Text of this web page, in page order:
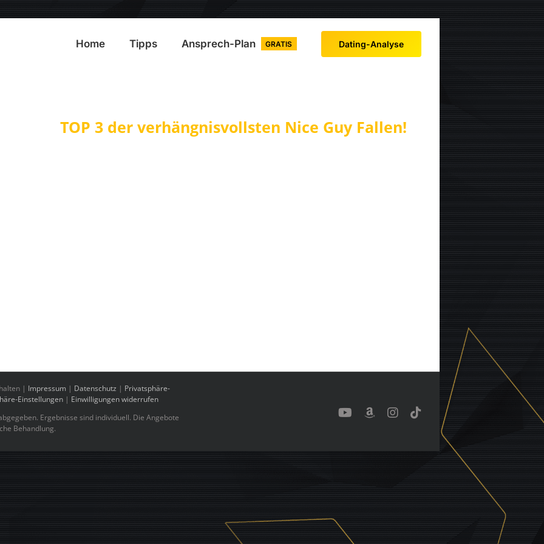
Home Tipps Ansprech-Plan GRATIS Dating-Analyse
TOP 3 der verhängnisvollsten Nice Guy Fallen!
| Impressum | Datenschutz | Privatsphäre-
Einstellungen | Einwilligungen widerrufen
Ergebnisse sind individuell. Die Angebote
Behandlung.
YouTubeBenutzerdefiniert
Instagram
Tiktok